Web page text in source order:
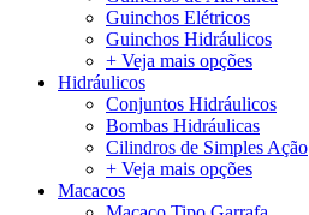
Guinchos Elétricos
Guinchos Hidráulicos
+ Veja mais opções
Hidráulicos
Conjuntos Hidráulicos
Bombas Hidráulicas
Cilindros de Simples Ação
+ Veja mais opções
Macacos